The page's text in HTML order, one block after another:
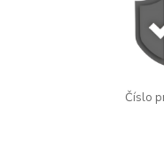
Číslo